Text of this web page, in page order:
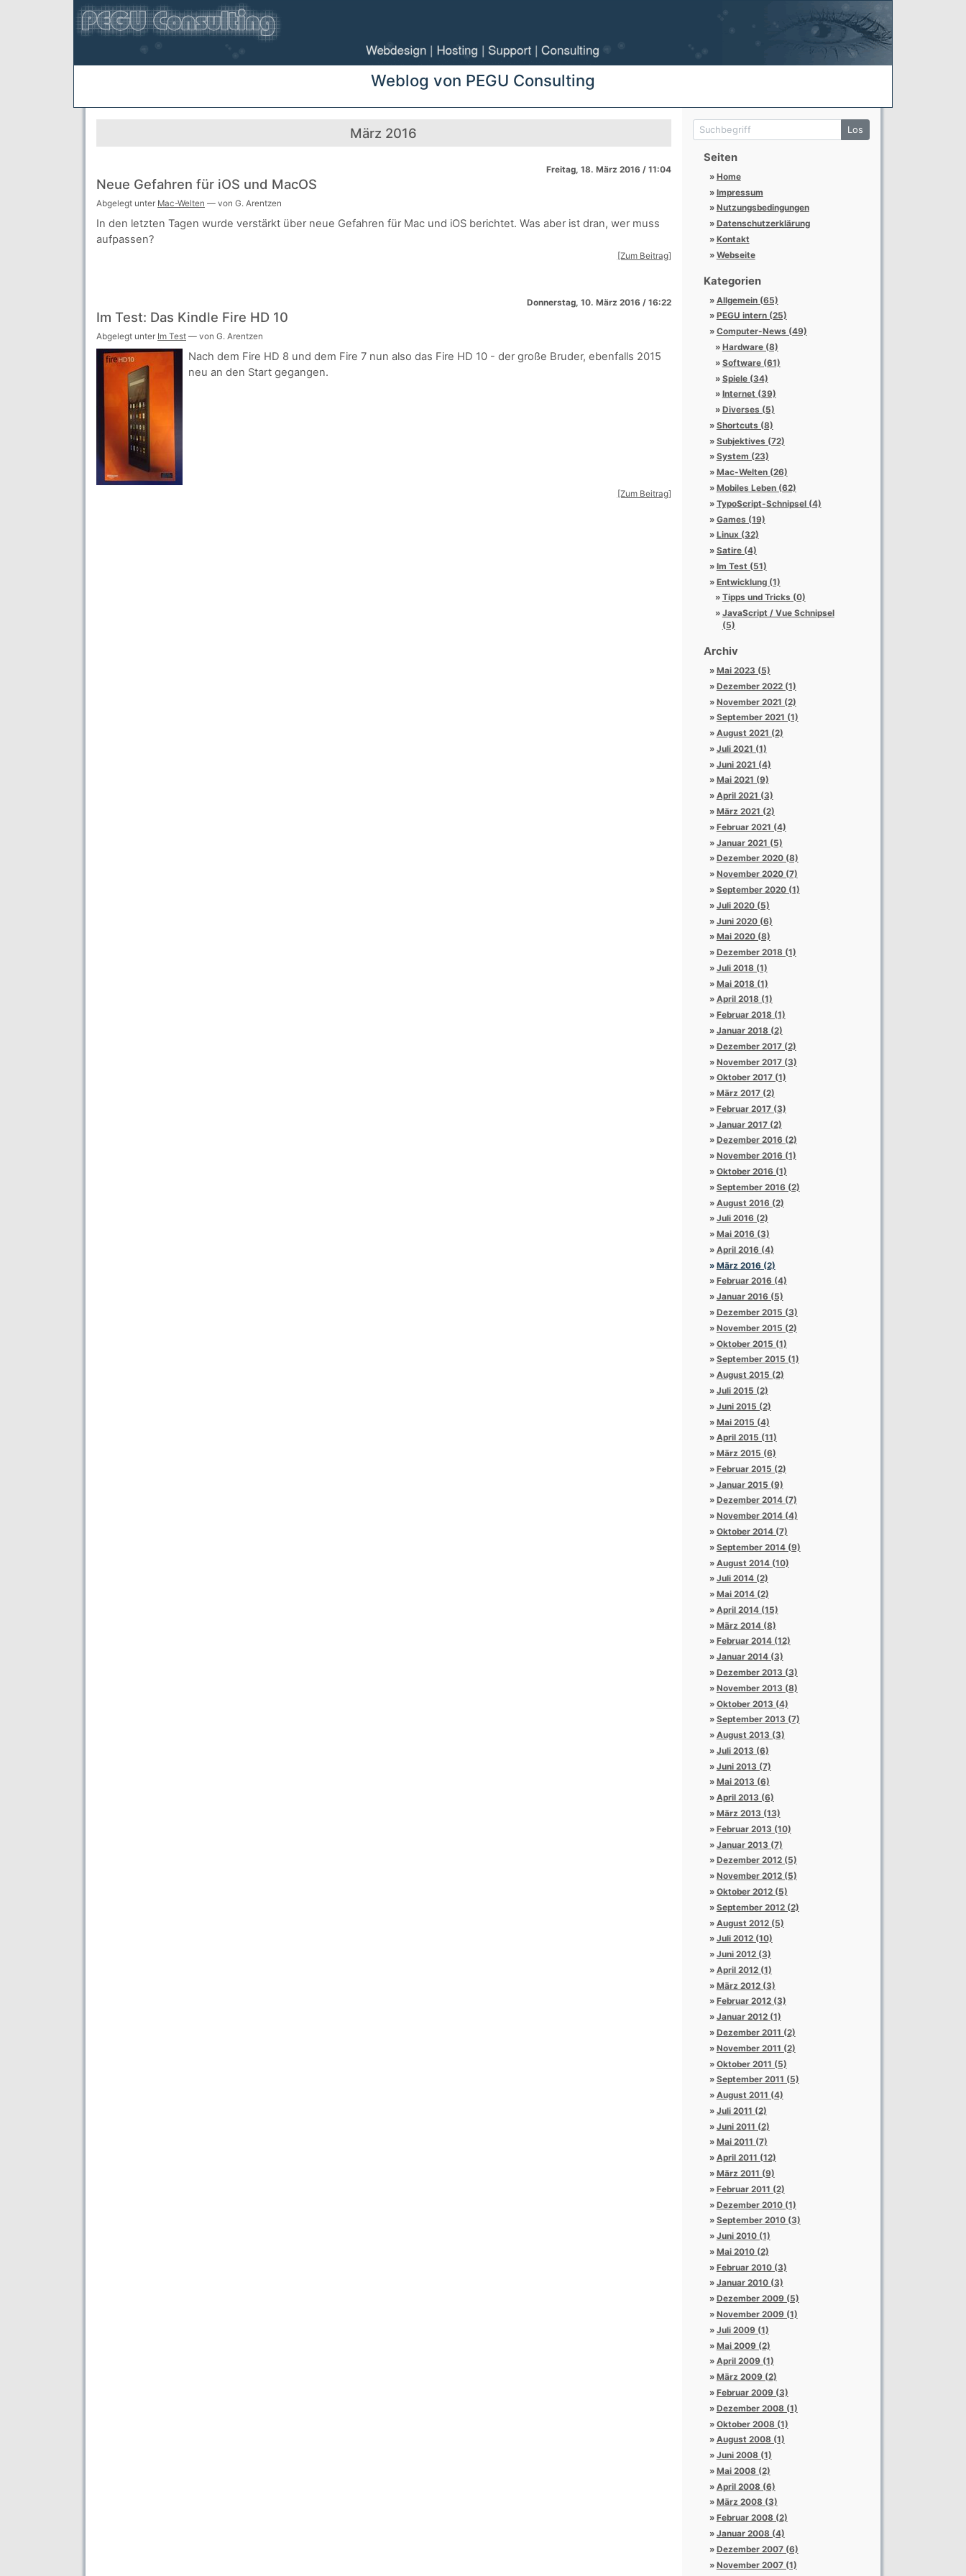
Weblog von PEGU Consulting
März 2016
Freitag, 18. März 2016 / 11:04
Neue Gefahren für iOS und MacOS
Abgelegt unter Mac-Welten — von G. Arentzen
In den letzten Tagen wurde verstärkt über neue Gefahren für Mac und iOS berichtet. Was aber ist dran, wer muss
aufpassen?
[Zum Beitrag]
Donnerstag, 10. März 2016 / 16:22
Im Test: Das Kindle Fire HD 10
Abgelegt unter Im Test — von G. Arentzen
Nach dem Fire HD 8 und dem Fire 7 nun also das Fire HD 10 - der große Bruder, ebenfalls 2015
neu an den Start gegangen.
[Zum Beitrag]
Suchbegriff Los
Seiten
Home
Impressum
Nutzungsbedingungen
Datenschutzerklärung
Kontakt
Webseite
Kategorien
Allgemein (65)
PEGU intern (25)
Computer-News (49)
Hardware (8)
Software (61)
Spiele (34)
Internet (39)
Diverses (5)
Shortcuts (8)
Subjektives (72)
System (23)
Mac-Welten (26)
Mobiles Leben (62)
TypoScript-Schnipsel (4)
Games (19)
Linux (32)
Satire (4)
Im Test (51)
Entwicklung (1)
Tipps und Tricks (0)
JavaScript / Vue Schnipsel
(5)
Archiv
Mai 2023 (5)
Dezember 2022 (1)
November 2021 (2)
September 2021 (1)
August 2021 (2)
Juli 2021 (1)
Juni 2021 (4)
Mai 2021 (9)
April 2021 (3)
März 2021 (2)
Februar 2021 (4)
Januar 2021 (5)
Dezember 2020 (8)
November 2020 (7)
September 2020 (1)
Juli 2020 (5)
Juni 2020 (6)
Mai 2020 (8)
Dezember 2018 (1)
Juli 2018 (1)
Mai 2018 (1)
April 2018 (1)
Februar 2018 (1)
Januar 2018 (2)
Dezember 2017 (2)
November 2017 (3)
Oktober 2017 (1)
März 2017 (2)
Februar 2017 (3)
Januar 2017 (2)
Dezember 2016 (2)
November 2016 (1)
Oktober 2016 (1)
September 2016 (2)
August 2016 (2)
Juli 2016 (2)
Mai 2016 (3)
April 2016 (4)
März 2016 (2)
Februar 2016 (4)
Januar 2016 (5)
Dezember 2015 (3)
November 2015 (2)
Oktober 2015 (1)
September 2015 (1)
August 2015 (2)
Juli 2015 (2)
Juni 2015 (2)
Mai 2015 (4)
April 2015 (11)
März 2015 (6)
Februar 2015 (2)
Januar 2015 (9)
Dezember 2014 (7)
November 2014 (4)
Oktober 2014 (7)
September 2014 (9)
August 2014 (10)
Juli 2014 (2)
Mai 2014 (2)
April 2014 (15)
März 2014 (8)
Februar 2014 (12)
Januar 2014 (3)
Dezember 2013 (3)
November 2013 (8)
Oktober 2013 (4)
September 2013 (7)
August 2013 (3)
Juli 2013 (6)
Juni 2013 (7)
Mai 2013 (6)
April 2013 (6)
März 2013 (13)
Februar 2013 (10)
Januar 2013 (7)
Dezember 2012 (5)
November 2012 (5)
Oktober 2012 (5)
September 2012 (2)
August 2012 (5)
Juli 2012 (10)
Juni 2012 (3)
April 2012 (1)
März 2012 (3)
Februar 2012 (3)
Januar 2012 (1)
Dezember 2011 (2)
November 2011 (2)
Oktober 2011 (5)
September 2011 (5)
August 2011 (4)
Juli 2011 (2)
Juni 2011 (2)
Mai 2011 (7)
April 2011 (12)
März 2011 (9)
Februar 2011 (2)
Dezember 2010 (1)
September 2010 (3)
Juni 2010 (1)
Mai 2010 (2)
Februar 2010 (3)
Januar 2010 (3)
Dezember 2009 (5)
November 2009 (1)
Juli 2009 (1)
Mai 2009 (2)
April 2009 (1)
März 2009 (2)
Februar 2009 (3)
Dezember 2008 (1)
Oktober 2008 (1)
August 2008 (1)
Juni 2008 (1)
Mai 2008 (2)
April 2008 (6)
März 2008 (3)
Februar 2008 (2)
Januar 2008 (4)
Dezember 2007 (6)
November 2007 (1)